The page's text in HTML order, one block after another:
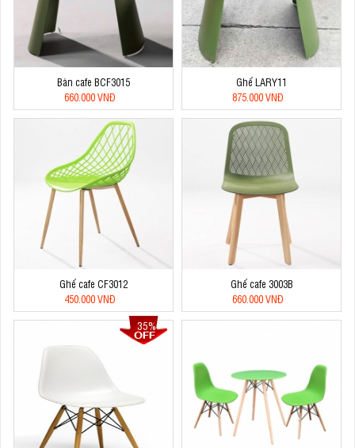
Bàn cafe BCF3015
660.000 VNĐ
Ghế LARY11
875.000 VNĐ
Ghế cafe CF3012
450.000 VNĐ
Ghế cafe 3003B
660.000 VNĐ
35%